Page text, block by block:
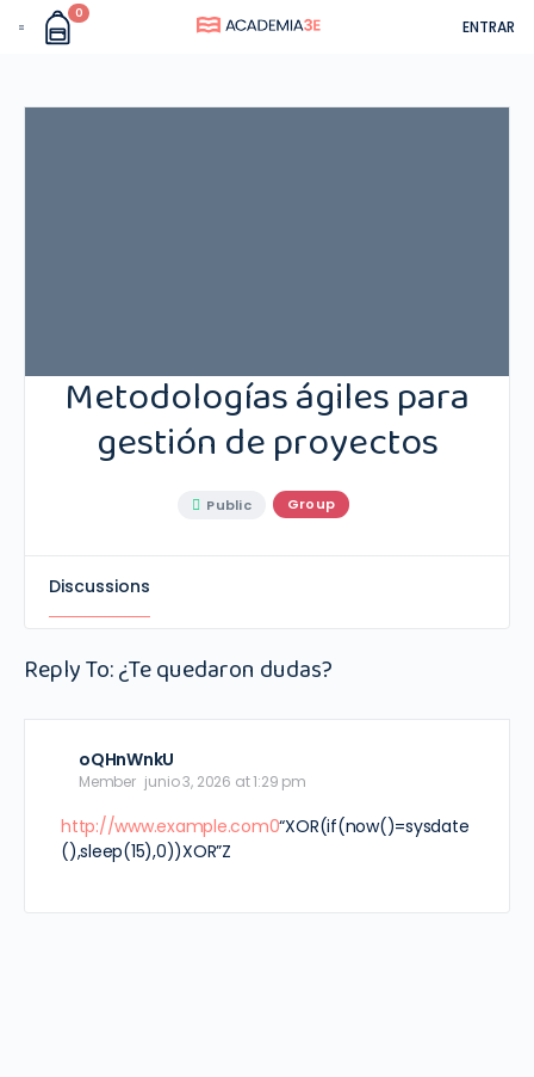
0
ENTRAR
Metodologías ágiles para
gestión de proyectos
Public Group
Discussions
Reply To: ¿Te quedaron dudas?
oQHnWnkU
Member junio 3, 2026 at 1:29 pm
http://www.example.com0“XOR(if(now()=sysdate
(),sleep(15),0))XOR”Z